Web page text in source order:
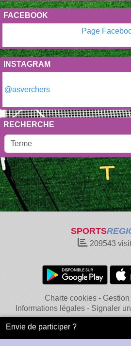
FACEBOOK
Page
INSTAGRAM
@asverchers
RECHERCHE
SPORTS
209543
Charte cookies
Informations légales
Signaler
Envie de participer ?